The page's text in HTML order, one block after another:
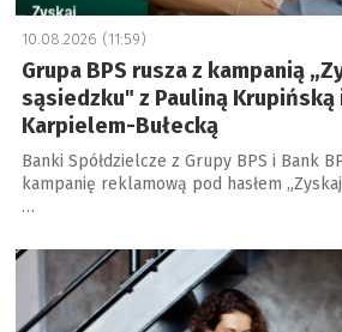
10.08.2026 (11:59)
Grupa BPS rusza z kampanią
sąsiedzku" z Pauliną
Karpielem-Bułecką
Banki Spółdzielcze z Grupy BPS i Bank
kampanię reklamową pod hasłem
…
a